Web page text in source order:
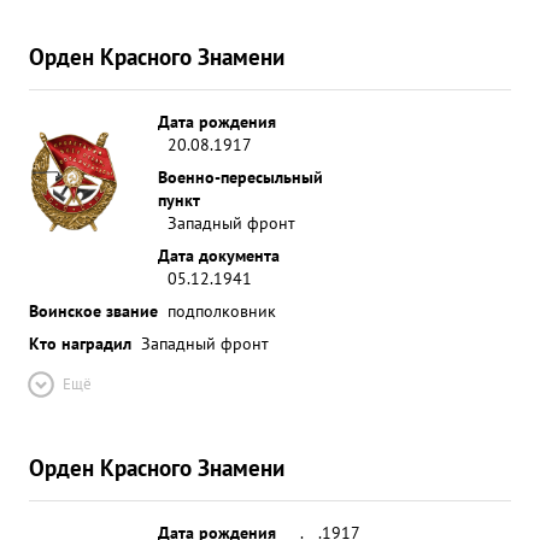
Орден Красного Знамени
Дата рождения
20.08.1917
Военно-пересыльный
пункт
Западный фронт
Дата документа
05.12.1941
Воинское звание подполковник
Кто наградил Западный фронт
Ещё
Орден Красного Знамени
Дата рождения __.__.1917